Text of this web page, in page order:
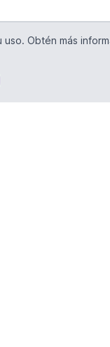
Obtén más